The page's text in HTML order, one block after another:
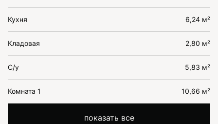
Кухня 6,24 м²
Кладовая 2,80 м²
С/у 5,83 м²
Комната 1 10,66 м²
показать все